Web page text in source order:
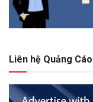
Liên hệ Quảng Cáo